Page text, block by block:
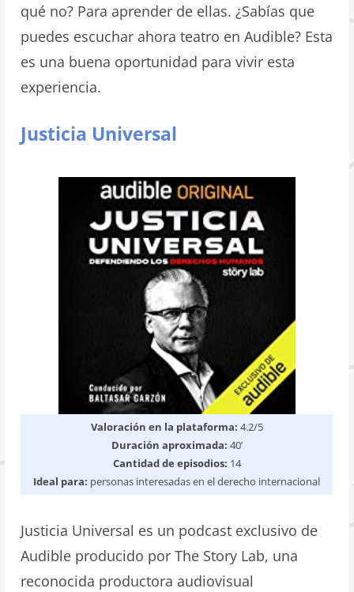
qué no? Para aprender de ellas. ¿Sabías que
puedes escuchar ahora teatro en Audible? Esta
es una buena oportunidad para vivir esta
experiencia.
Justicia Universal
Valoración en la plataforma: 4.2/5
Duración aproximada: 40’
Cantidad de episodios: 14
Ideal para: personas interesadas en el derecho internacional
Justicia Universal es un podcast exclusivo de
Audible producido por The Story Lab, una
reconocida productora audiovisual